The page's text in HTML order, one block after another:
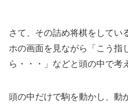
さて、その詰め将棋をしてい
ホの画面を見ながら「こう指
ら・・・」などと頭の中で考
頭の中だけで駒を動かし、動